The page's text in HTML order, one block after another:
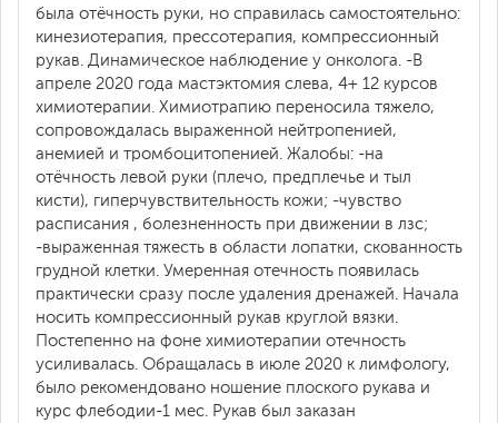
была отёчность руки, но справилась самостоятельно:
кинезиотерапия, прессотерапия, компрессионный
рукав. Динамическое наблюдение у онколога. -В
апреле 2020 года мастэктомия слева, 4+ 12 курсов
химиотерапии. Химиотрапию переносила тяжело,
сопровождалась выраженной нейтропенией,
анемией и тромбоцитопенией. Жалобы: -на
отёчность левой руки (плечо, предплечье и тыл
кисти), гиперчувствительность кожи; -чувство
расписания , болезненность при движении в лзс;
-выраженная тяжесть в области лопатки, скованность
грудной клетки. Умеренная отечность появилась
практически сразу после удаления дренажей. Начала
носить компрессионный рукав круглой вязки.
Постепенно на фоне химиотерапии отечность
усиливалась. Обращалась в июле 2020 к лимфологу,
было рекомендовано ношение плоского рукава и
курс флебодии-1 мес. Рукав был заказан